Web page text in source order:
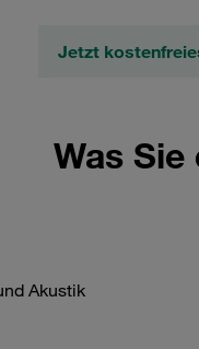
Jetzt
Was
Akustik